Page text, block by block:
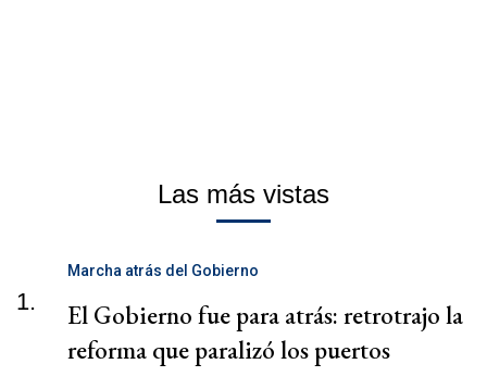
Las más vistas
1.
Marcha atrás del Gobierno
El Gobierno fue para atrás: retrotrajo la
reforma que paralizó los puertos